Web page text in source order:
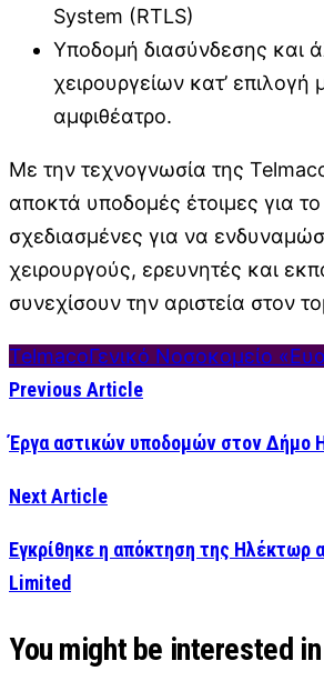
System (RTLS)
Υποδομή διασύνδεσης και
χειρουργείων κατ’ επιλογή
αμφιθέατρο.
Με την τεχνογνωσία της
αποκτά υποδομές έτοιμες για
σχεδιασμένες για να
χειρουργούς, ερευνητές και
συνεχίσουν την αριστεία στον
TelmacoΓενικό Νοσοκομείο
Previous Article
Έργα αστικών υποδομών στον Δήμο
Next Article
Εγκρίθηκε η απόκτηση της Ηλέκτωρ
Limited
You might be interested